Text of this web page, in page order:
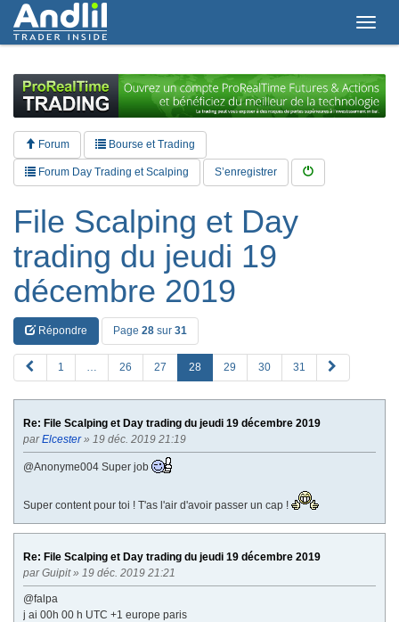
T
g
l
e
n
Forum Bourse et Trading
Forum Day Trading et Scalping S’enregistrer
File Scalping et Day
trading du jeudi 19
décembre 2019
Répondre Page 28 sur 31
R
E
1 … 26 27 28 29 30 31
u
i
Re: File Scalping et Day trading du jeudi 19 décembre 2019
parElcester» 19 déc. 2019 21:19
@Anonyme004 Super job
Super content pour toi ! T'as l'air d'avoir passer un cap !
Re: File Scalping et Day trading du jeudi 19 décembre 2019
parGuipit» 19 déc. 2019 21:21
@falpa
j ai 00h 00 h UTC +1 europe paris